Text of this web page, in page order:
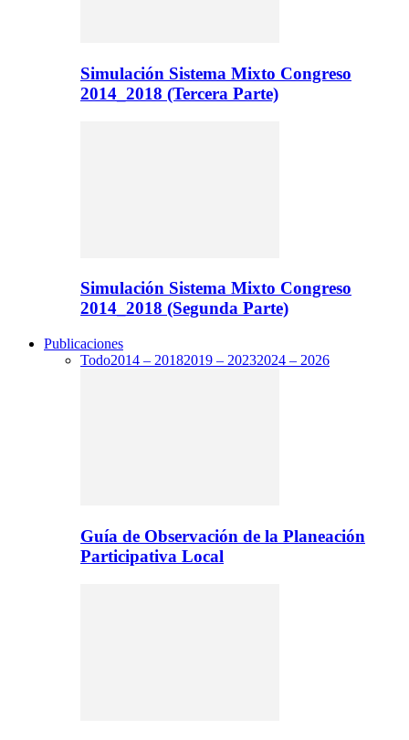
Simulación Sistema Mixto Congreso
2014_2018 (Tercera Parte)
Simulación Sistema Mixto Congreso
2014_2018 (Segunda Parte)
Publicaciones
Todo2014 – 20182019 – 20232024 – 2026
Guía de Observación de la Planeación
Participativa Local